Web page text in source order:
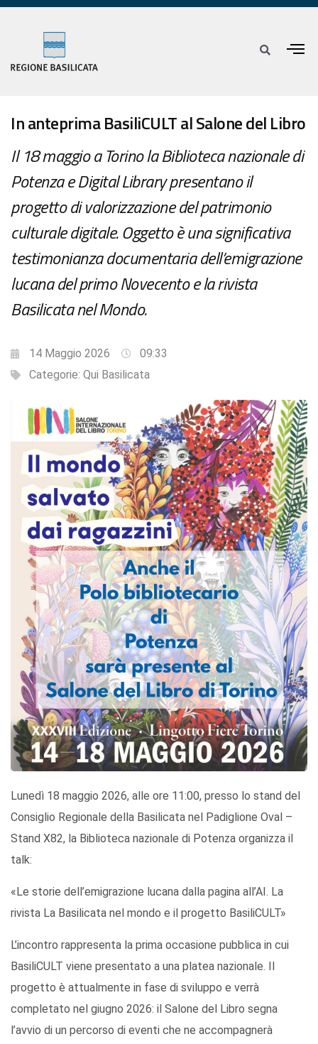
In anteprima BasiliCULT al Salone del Libro
Il 18 maggio a Torino la Biblioteca nazionale di
Potenza e Digital Library presentano il
progetto di valorizzazione del patrimonio
culturale digitale. Oggetto è una significativa
testimonianza documentaria dell’emigrazione
lucana del primo Novecento e la rivista
Basilicata nel Mondo.
14 Maggio 2026
09:33
Categorie: Qui Basilicata
Lunedì 18 maggio 2026, alle ore 11:00, presso lo stand del
Consiglio Regionale della Basilicata nel Padiglione Oval –
Stand X82, la Biblioteca nazionale di Potenza organizza il
talk:
«Le storie dell’emigrazione lucana dalla pagina all’AI. La
rivista La Basilicata nel mondo e il progetto BasiliCULT»
L’incontro rappresenta la prima occasione pubblica in cui
BasiliCULT viene presentato a una platea nazionale. Il
progetto è attualmente in fase di sviluppo e verrà
completato nel giugno 2026: il Salone del Libro segna
l’avvio di un percorso di eventi che ne accompagnerà